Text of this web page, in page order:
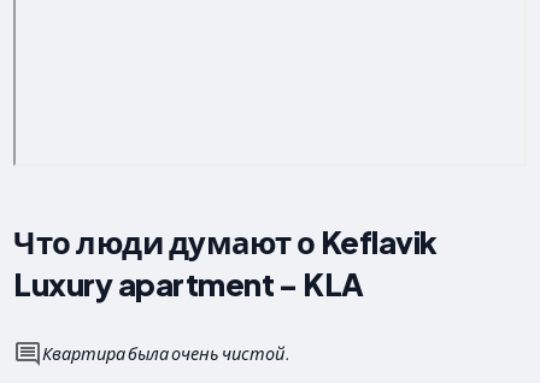
Что люди думают о Keflavik
Luxury apartment - KLA
Квартира была очень чистой.